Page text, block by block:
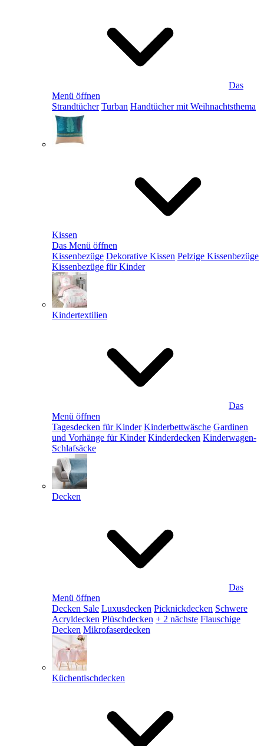
Das
Menü öffnen
Strandtücher Turban Handtücher mit Weihnachtsthema
Kissen
Das Menü öffnen
Kissenbezüge Dekorative Kissen Pelzige Kissenbezüge
Kissenbezüge für Kinder
Kindertextilien
Das
Menü öffnen
Tagesdecken für Kinder Kinderbettwäsche Gardinen
und Vorhänge für Kinder Kinderdecken Kinderwagen-
Schlafsäcke
Decken
Das
Menü öffnen
Decken Sale Luxusdecken Picknickdecken Schwere
Acryldecken Plüschdecken + 2 nächste Flauschige
Decken Mikrofaserdecken
Küchentischdecken